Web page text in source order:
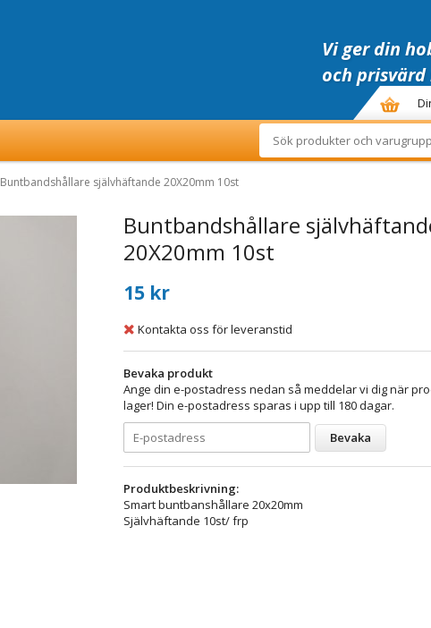
Vi ger din
och
Buntbandshållare självhäftande 20X20mm 10st
Buntbandshållare
20X20mm 10st
15 kr
Kontakta oss för leveranstid
Bevaka produkt
Ange din e-postadress nedan så meddelar vi dig när
lager! Din e-postadress sparas i upp till 180 dagar.
Bevaka
Produktbeskrivning:
Smart buntbanshållare 20x20mm
Självhäftande 10st/ frp